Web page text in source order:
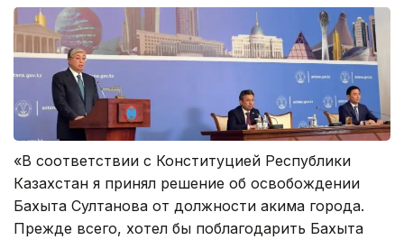
«В соответствии с Конституцией Республики
Казахстан я принял решение об освобождении
Бахыта Султанова от должности акима города.
Прежде всего, хотел бы поблагодарить Бахыта